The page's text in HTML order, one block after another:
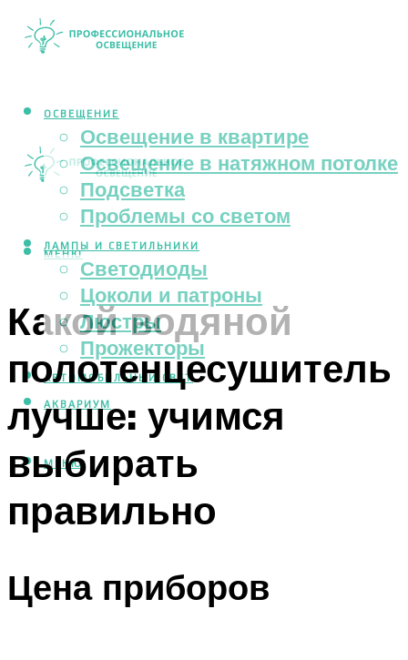
ОСВЕЩЕНИЕ
Освещение в квартире
Освещение в натяжном потолке
Подсветка
Проблемы со светом
ЛАМПЫ И СВЕТИЛЬНИКИ
Светодиоды
Цоколи и патроны
Люстры
Прожекторы
АВТОМОБИЛЬНЫЙ СВЕТ
АКВАРИУМ
МЕНЮ
МЕНЮ
Какой водяной
полотенцесушитель
лучше: учимся
выбирать
правильно
Цена приборов